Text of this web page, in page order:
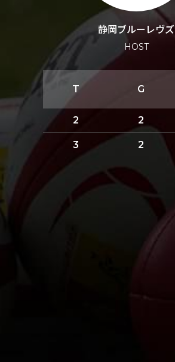
静岡ブルーレヴズ
HOST
T G
2 2
3 2